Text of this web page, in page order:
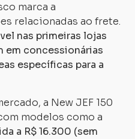
marca a
relacionadas ao frete.
nas primeiras lojas
em concessionárias
específicas para a
a New JEF 150
modelos como a
a R$ 16.300 (sem